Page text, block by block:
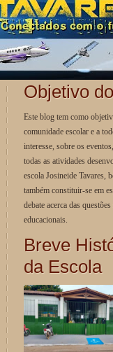
Objetivo
Este blog tem como
comunidade escolar e a
interesse, sobre os
todas as atividades
escola Josineide Tavares,
também constituir-se em
debate acerca das
educacionais.
Breve
da Escola